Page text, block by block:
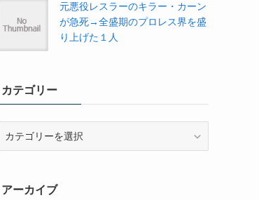
元悪役レスラーのキラー・カーン
が急死→全盛期のプロレス界を盛
り上げた１人
カテゴリー
ーアーカイブ